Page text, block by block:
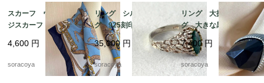
スカーフ ヴィンテー
ジスカーフ ネイビー
フレーム 馬 騎兵隊
12acet15
4,600 円
soracoya
リング シルバーリン
グ 925刻印 クジャ
ク石 マラカート 13
号 グリーンマーブル
ストーン 銀細工 天
然石
35,000 円
soracoya
リング 大振りリン
グ 大きな黒い飾り 1
4号 12acef15
7,400円
soracoya